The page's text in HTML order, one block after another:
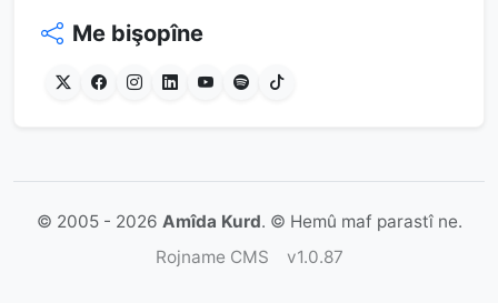
Me bişopîne
© 2005 - 2026 Amîda Kurd. © Hemû maf parastî ne.
Rojname CMS
v1.0.87